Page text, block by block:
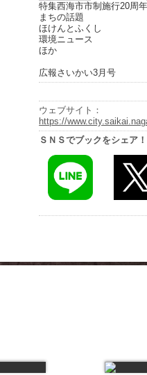
特集西海市市制施行20周
まちの話題
ほけんとふくし
環境ニュース
ほか
広報さいかい3月号
ウェブサイト：
https://
ＳＮＳでブックをシェア！